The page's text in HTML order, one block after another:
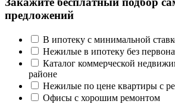
предложений
В ипотеку с минимальной
Нежилые в ипотеку без
Каталог коммерческой
районе
Нежилые по цене квартиры с
Офисы с хорошим ремонтом